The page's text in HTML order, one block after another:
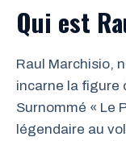
Qui est
Raul Marchisio,
incarne la figure
Surnommé « Le
légendaire au